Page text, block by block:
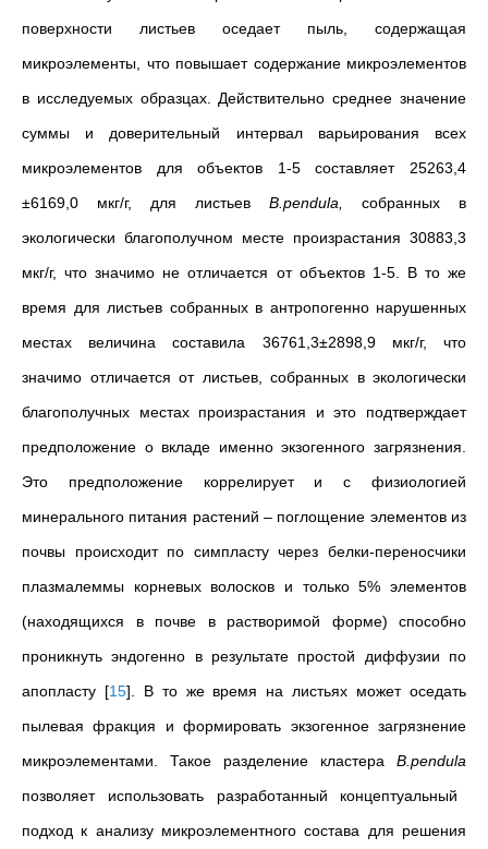
поверхности листьев оседает пыль, содержащая
микроэлементы, что повышает содержание микроэлементов
в исследуемых образцах. Действительно среднее значение
суммы и доверительный интервал варьирования всех
микроэлементов для объектов 1-5 составляет 25263,4
±6169,0 мкг/г, для листьев B.pendula, собранных в
экологически благополучном месте произрастания 30883,3
мкг/г, что значимо не отличается от объектов 1-5. В то же
время для листьев собранных в антропогенно нарушенных
местах величина составила 36761,3±2898,9 мкг/г, что
значимо отличается от листьев, собранных в экологически
благополучных местах произрастания и это подтверждает
предположение о вкладе именно экзогенного загрязнения.
Это предположение коррелирует и с физиологией
минерального питания растений – поглощение элементов из
почвы происходит по симпласту через белки-переносчики
плазмалеммы корневых волосков и только 5% элементов
(находящихся в почве в растворимой форме) способно
проникнуть эндогенно в результате простой диффузии по
апопласту [15]. В то же время на листьях может оседать
пылевая фракция и формировать экзогенное загрязнение
микроэлементами. Такое разделение кластера B.pendula
позволяет использовать разработанный концептуальный
подход к анализу микроэлементного состава для решения